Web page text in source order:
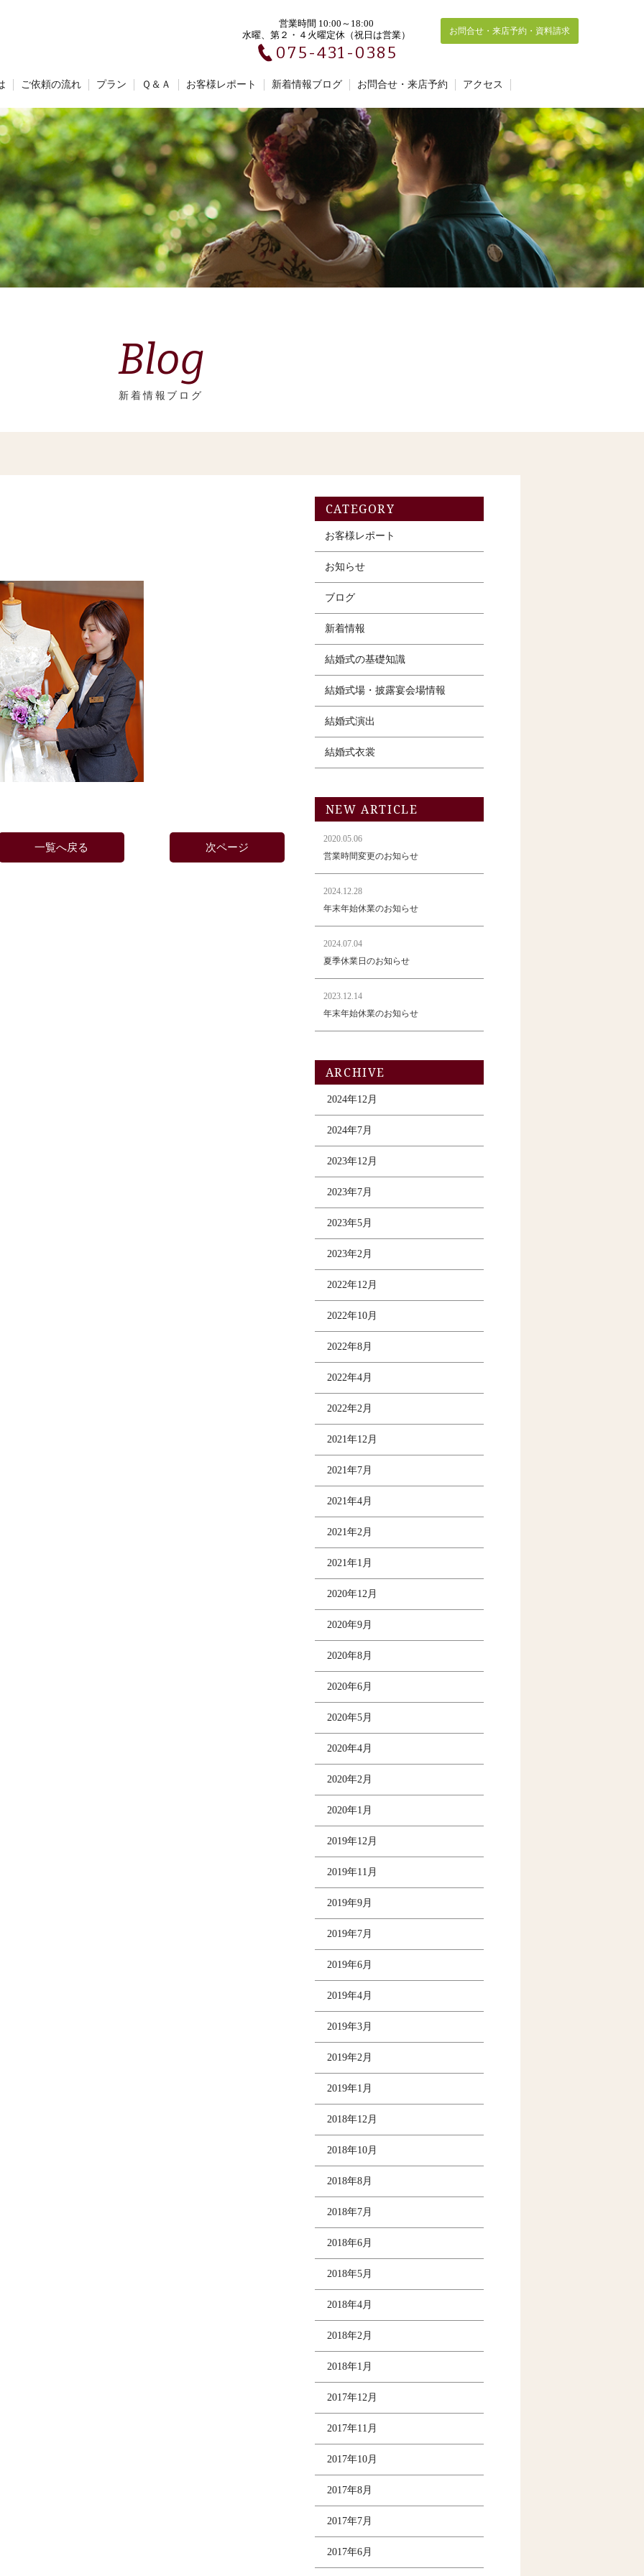
営業時間 10:00～18:00
水曜、第２・４火曜定休（祝日は営業）
075-431-0385
お問合せ・来店予約・資料請求
ご依頼の流れ プラン Ｑ＆Ａ お客様レポート 新着情報ブログ お問合せ・来店予約 アクセス
Blog
新着情報ブログ
一覧へ戻る 次ページ
CATEGORY
お客様レポート
お知らせ
ブログ
新着情報
結婚式の基礎知識
結婚式場・披露宴会場情報
結婚式演出
結婚式衣裳
NEW ARTICLE
2020.05.06
営業時間変更のお知らせ
2024.12.28
年末年始休業のお知らせ
2024.07.04
夏季休業日のお知らせ
2023.12.14
年末年始休業のお知らせ
ARCHIVE
2024年12月
2024年7月
2023年12月
2023年7月
2023年5月
2023年2月
2022年12月
2022年10月
2022年8月
2022年4月
2022年2月
2021年12月
2021年7月
2021年4月
2021年2月
2021年1月
2020年12月
2020年9月
2020年8月
2020年6月
2020年5月
2020年4月
2020年2月
2020年1月
2019年12月
2019年11月
2019年9月
2019年7月
2019年6月
2019年4月
2019年3月
2019年2月
2019年1月
2018年12月
2018年10月
2018年8月
2018年7月
2018年6月
2018年5月
2018年4月
2018年2月
2018年1月
2017年12月
2017年11月
2017年10月
2017年8月
2017年7月
2017年6月